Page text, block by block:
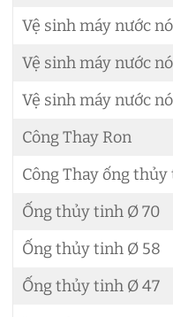
Vệ sinh máy nước
Vệ sinh máy nước
Vệ sinh máy nước
Công Thay Ron
Công Thay ống
Ống thủy tinh Ø 70
Ống thủy tinh Ø 58
Ống thủy tinh Ø 47